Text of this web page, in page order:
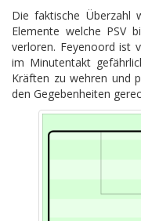
Die faktische Überzahl
Elemente welche PSV
verloren. Feyenoord ist
im Minutentakt
Kräften zu wehren und
den Gegebenheiten